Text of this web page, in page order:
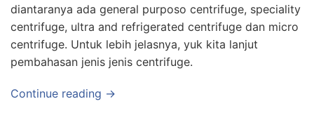
diantaranya ada general purposo centrifuge, speciality
centrifuge, ultra and refrigerated centrifuge dan micro
centrifuge. Untuk lebih jelasnya, yuk kita lanjut
pembahasan jenis jenis centrifuge.
Continue reading →